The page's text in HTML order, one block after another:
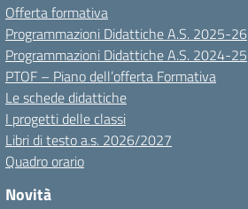
Offerta formativa
Programmazioni Didattiche A.S. 2025-26
Programmazioni Didattiche A.S. 2024-25
PTOF – Piano dell’offerta Formativa
Le schede didattiche
I progetti delle classi
Libri di testo a.s. 2026/2027
Quadro orario
Novità